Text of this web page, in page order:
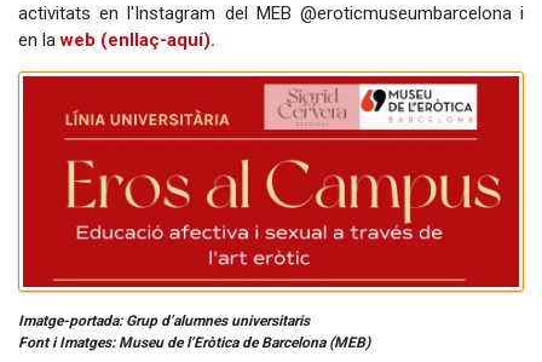
activitats en l'Instagram del MEB @eroticmuseumbarcelona i
en laweb (enllaç-aquí).
Imatge-portada: Grup d’alumnes universitaris
Font i Imatges: Museu de l’Eròtica de Barcelona (MEB)